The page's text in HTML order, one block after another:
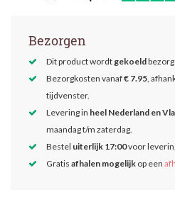
Bezorgen
Dit product wordtgekoeld
Bezorgkosten vanaf€ 7.95,
tijdvenster.
Levering in heel Nederland en
maandag t/m zaterdag.
Bestel uiterlijk 17:00voor
Gratis afhalen mogelijk op een